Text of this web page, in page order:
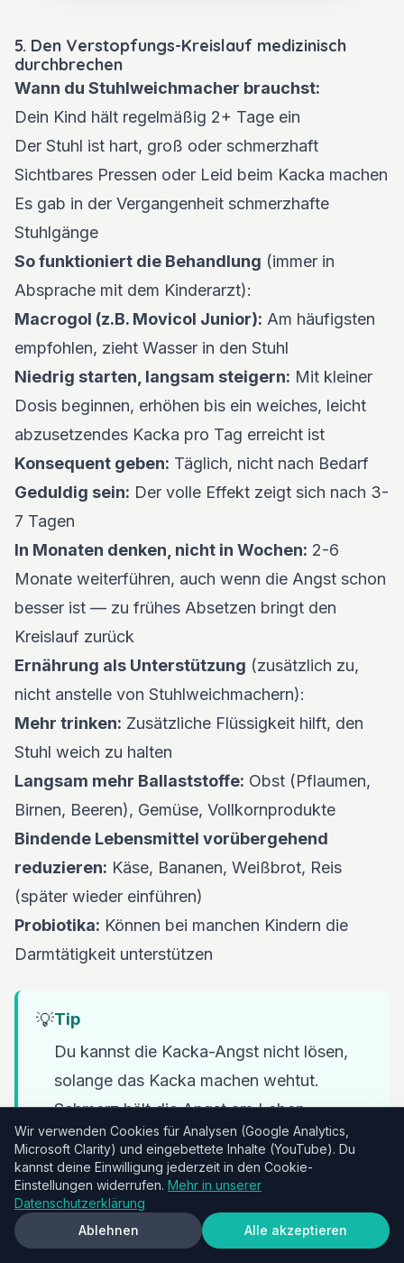
5. Den Verstopfungs-Kreislauf medizinisch
durchbrechen
Wann du Stuhlweichmacher brauchst:
Dein Kind hält regelmäßig 2+ Tage ein
Der Stuhl ist hart, groß oder schmerzhaft
Sichtbares Pressen oder Leid beim Kacka machen
Es gab in der Vergangenheit schmerzhafte
Stuhlgänge
So funktioniert die Behandlung (immer in
Absprache mit dem Kinderarzt):
Macrogol (z.B. Movicol Junior): Am häufigsten
empfohlen, zieht Wasser in den Stuhl
Niedrig starten, langsam steigern: Mit kleiner
Dosis beginnen, erhöhen bis ein weiches, leicht
abzusetzendes Kacka pro Tag erreicht ist
Konsequent geben: Täglich, nicht nach Bedarf
Geduldig sein: Der volle Effekt zeigt sich nach 3-
7 Tagen
In Monaten denken, nicht in Wochen: 2-6
Monate weiterführen, auch wenn die Angst schon
besser ist — zu frühes Absetzen bringt den
Kreislauf zurück
Ernährung als Unterstützung (zusätzlich zu,
nicht anstelle von Stuhlweichmachern):
Mehr trinken: Zusätzliche Flüssigkeit hilft, den
Stuhl weich zu halten
Langsam mehr Ballaststoffe: Obst (Pflaumen,
Birnen, Beeren), Gemüse, Vollkornprodukte
Bindende Lebensmittel vorübergehend
reduzieren: Käse, Bananen, Weißbrot, Reis
(später wieder einführen)
Probiotika: Können bei manchen Kindern die
Darmtätigkeit unterstützen
💡Tip
Du kannst die Kacka-Angst nicht lösen,
solange das Kacka machen wehtut.
Schmerz hält die Angst am Leben.
Weiches, schmerzfreies Kacka ist die
Grundlage — deshalb ist medizinische
Hilfe oft nicht optional, sondern nötig.
Wir verwenden Cookies für Analysen (Google Analytics,
Microsoft Clarity) und eingebettete Inhalte (YouTube). Du
kannst deine Einwilligung jederzeit in den Cookie-
Einstellungen widerrufen. Mehr in unserer
Datenschutzerklärung
Ablehnen
Alle akzeptieren